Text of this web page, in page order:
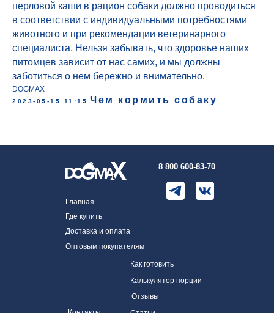
перловой каши в рацион собаки должно проводиться
в соответствии с индивидуальными потребностями
животного и при рекомендации ветеринарного
специалиста. Нельзя забывать, что здоровье наших
питомцев зависит от нас самих, и мы должны
заботиться о нем бережно и внимательно.
DOGMAX
2023-05-15 11:15 Чем кормить собаку
Главная
Где купить
Доставка и оплата
Оптовым покупателям
Калькулятор порции
8 800 600-83-70
Как готовить
Отзывы